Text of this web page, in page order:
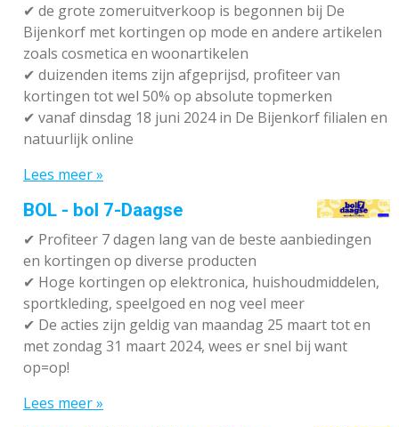
✔ de grote zomeruitverkoop is begonnen bij De
Bijenkorf met kortingen op mode en andere artikelen
zoals cosmetica en woonartikelen
✔ duizenden items zijn afgeprijsd, profiteer van
kortingen tot wel 50% op absolute topmerken
✔ vanaf dinsdag 18 juni 2024 in De Bijenkorf filialen en
natuurlijk online
Lees meer »
BOL - bol 7-Daagse
✔ Profiteer 7 dagen lang van de beste aanbiedingen
en kortingen op diverse producten
✔ Hoge kortingen op elektronica, huishoudmiddelen,
sportkleding, speelgoed en nog veel meer
✔ De acties zijn geldig van maandag 25 maart tot en
met zondag 31 maart 2024, wees er snel bij want
op=op!
Lees meer »